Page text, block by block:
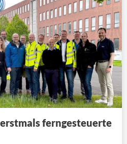
ferngesteuerte